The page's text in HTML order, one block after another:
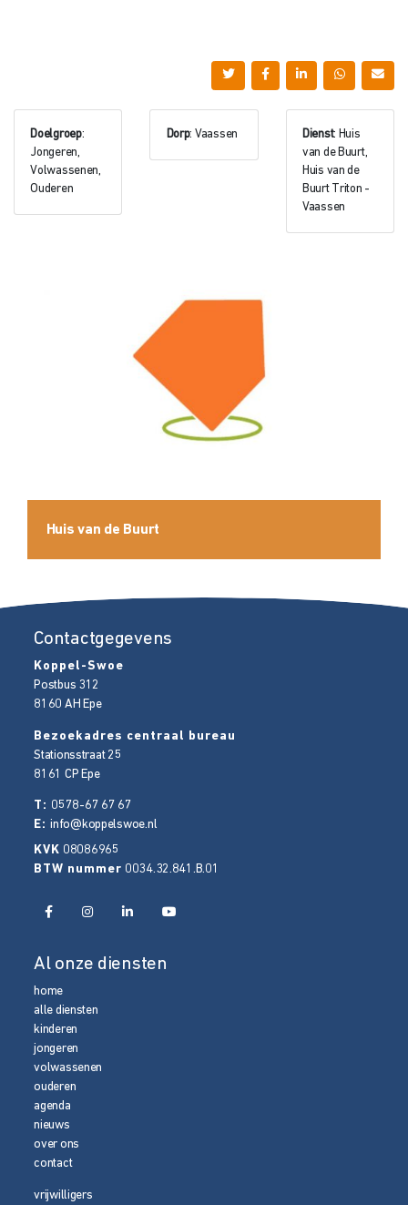
Doelgroep:
Jongeren,
Volwassenen,
Ouderen
Dorp: Vaassen Dienst: Huis
van de Buurt,
Huis van de
Buurt Triton -
Vaassen
Huis van de Buurt
Contactgegevens
Koppel-Swoe
Postbus 312
8160 AH Epe
Bezoekadres centraal bureau
Stationsstraat 25
8161 CP Epe
T: 0578-67 67 67
E:info@koppelswoe.nl
KVK 08086965
BTW nummer 0034.32.841.B.01
Al onze diensten
home
alle diensten
kinderen
jongeren
volwassenen
ouderen
agenda
nieuws
over ons
contact
vrijwilligers